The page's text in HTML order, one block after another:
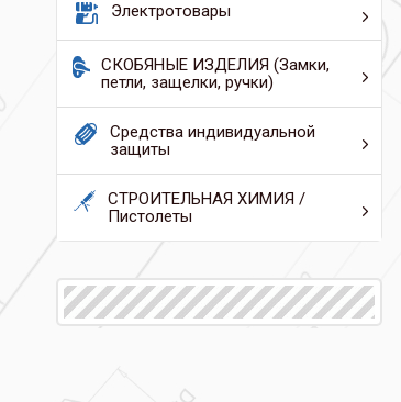
Электротовары
СКОБЯНЫЕ ИЗДЕЛИЯ (Замки,
петли, защелки, ручки)
Средства индивидуальной
защиты
СТРОИТЕЛЬНАЯ ХИМИЯ /
Пистолеты